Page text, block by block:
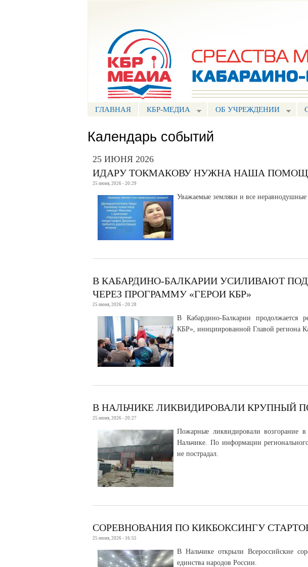
ГЛАВНАЯ КБР-МЕДИА ОБ УЧРЕЖДЕНИИ
Календарь событий
25 ИЮНЯ 2026
ИДАРУ ТОКМАКОВУ НУЖНА НАША
25 июня, 2026 - 20:29
Уважаемые земляки и все неравнодушные
В КАБАРДИНО-БАЛКАРИИ УСИЛИВАЮТ
ЧЕРЕЗ ПРОГРАММУ «ГЕРОИ КБР»
25 июня, 2026 - 20:28
В Кабардино-Балкарии продолжается
КБР», инициированной Главой региона
В НАЛЬЧИКЕ ЛИКВИДИРОВАЛИ КРУПНЫЙ
25 июня, 2026 - 20:27
Пожарные ликвидировали возгорание
Нальчике. По информации
не пострадал.
СОРЕВНОВАНИЯ ПО КИКБОКСИНГУ
25 июня, 2026 - 16:55
В Нальчике открыли Всероссийские
единства народов России.